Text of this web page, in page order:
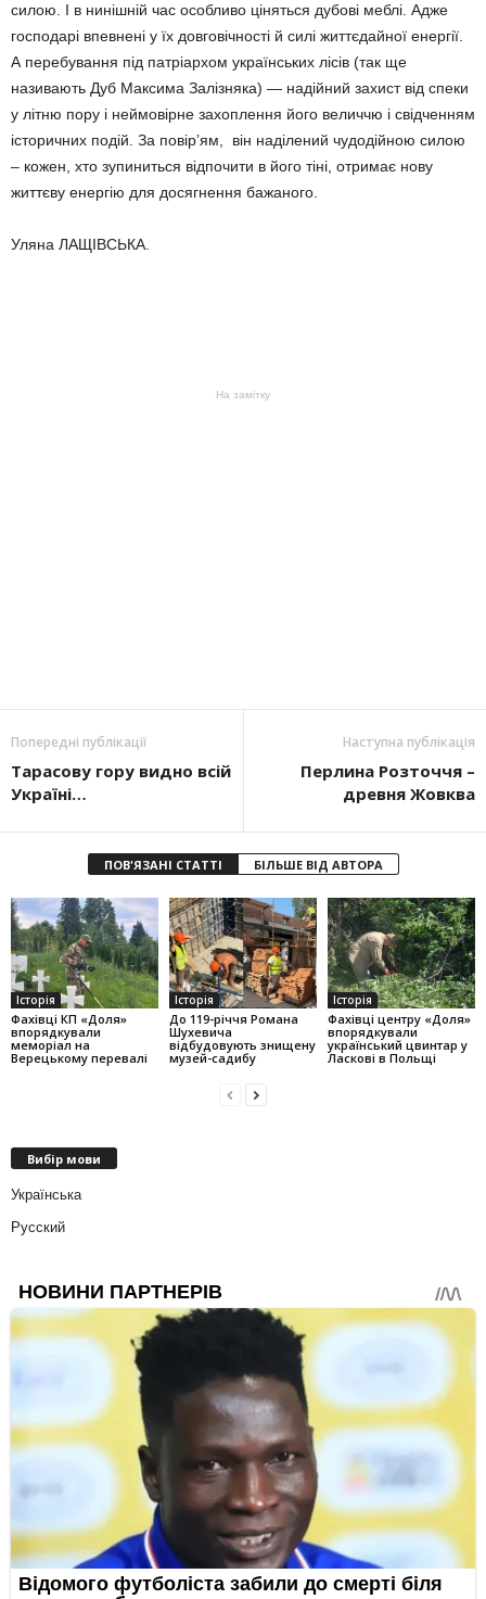
силою. І в нинішній час особливо ціняться дубові меблі. Адже
господарі впевнені у їх довговічності й силі життєдайної енергії.
А перебування під патріархом українських лісів (так ще
називають Дуб Максима Залізняка) — надійний захист від спеки
у літню пору і неймовірне захоплення його величчю і свідченням
історичних подій. За повір’ям, він наділений чудодійною силою
– кожен, хто зупиниться відпочити в його тіні, отримає нову
життєву енергію для досягнення бажаного.
Уляна ЛАЩІВСЬКА.
На замітку
Попередні публікації
Тарасову гору видно всій
Україні…
Наступна публікація
Перлина Розточчя –
древня Жовква
ПОВ'ЯЗАНІ СТАТТІ БІЛЬШЕ ВІД АВТОРА
Історія
Фахівці КП «Доля»
впорядкували
меморіал на
Верецькому перевалі
Історія
До 119-річчя Романа
Шухевича
відбудовують знищену
музей-садибу
Історія
Фахівці центру «Доля»
впорядкували
український цвинтар у
Ласкові в Польщі
Вибір мови
Українська
Русский